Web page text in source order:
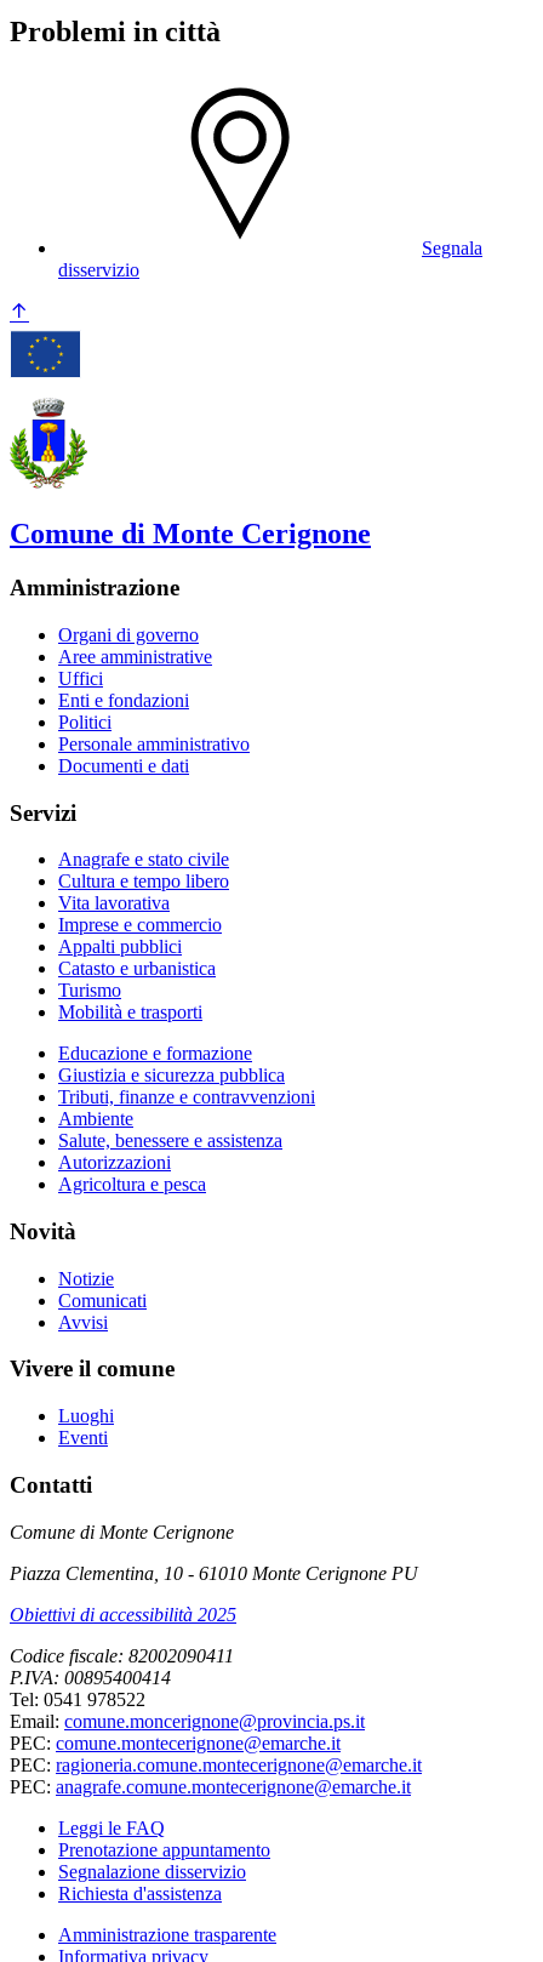
Problemi in città
Segnala
disservizio
Comune di Monte Cerignone
Amministrazione
Organi di governo
Aree amministrative
Uffici
Enti e fondazioni
Politici
Personale amministrativo
Documenti e dati
Servizi
Anagrafe e stato civile
Cultura e tempo libero
Vita lavorativa
Imprese e commercio
Appalti pubblici
Catasto e urbanistica
Turismo
Mobilità e trasporti
Educazione e formazione
Giustizia e sicurezza pubblica
Tributi, finanze e contravvenzioni
Ambiente
Salute, benessere e assistenza
Autorizzazioni
Agricoltura e pesca
Novità
Notizie
Comunicati
Avvisi
Vivere il comune
Luoghi
Eventi
Contatti
Comune di Monte Cerignone
Piazza Clementina, 10 - 61010 Monte Cerignone PU
Obiettivi di accessibilità 2025
Codice fiscale: 82002090411
P.IVA: 00895400414
Tel: 0541 978522
Email: comune.moncerignone@provincia.ps.it
PEC: comune.montecerignone@emarche.it
PEC: ragioneria.comune.montecerignone@emarche.it
PEC: anagrafe.comune.montecerignone@emarche.it
Leggi le FAQ
Prenotazione appuntamento
Segnalazione disservizio
Richiesta d'assistenza
Amministrazione trasparente
Informativa privacy